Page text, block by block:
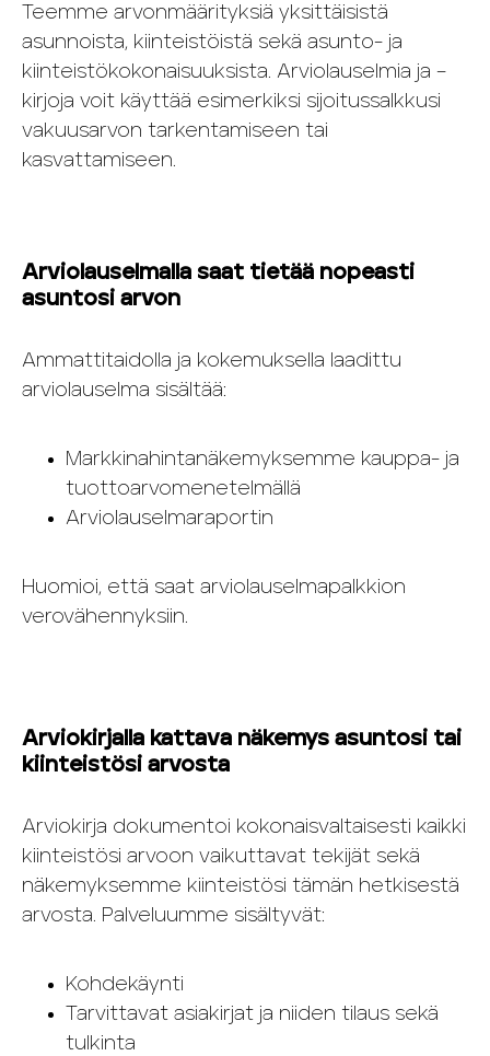
Teemme arvonmäärityksiä yksittäisistä
asunnoista, kiinteistöistä sekä asunto- ja
kiinteistökokonaisuuksista. Arviolauselmia ja –
kirjoja voit käyttää esimerkiksi sijoitussalkkusi
vakuusarvon tarkentamiseen tai
kasvattamiseen.
Arviolauselmalla saat tietää nopeasti
asuntosi arvon
Ammattitaidolla ja kokemuksella laadittu
arviolauselma sisältää:
Markkinahintanäkemyksemme kauppa- ja
tuottoarvomenetelmällä
Arviolauselmaraportin
Huomioi, että saat arviolauselmapalkkion
verovähennyksiin.
Arviokirjalla kattava näkemys asuntosi tai
kiinteistösi arvosta
Arviokirja dokumentoi kokonaisvaltaisesti kaikki
kiinteistösi arvoon vaikuttavat tekijät sekä
näkemyksemme kiinteistösi tämän hetkisestä
arvosta. Palveluumme sisältyvät:
Kohdekäynti
Tarvittavat asiakirjat ja niiden tilaus sekä
tulkinta